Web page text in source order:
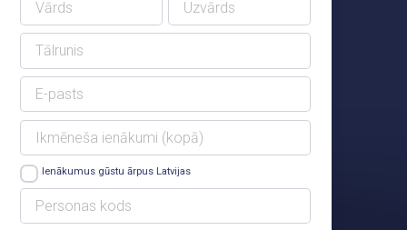
Ienākumus gūstu ārpus Latvijas